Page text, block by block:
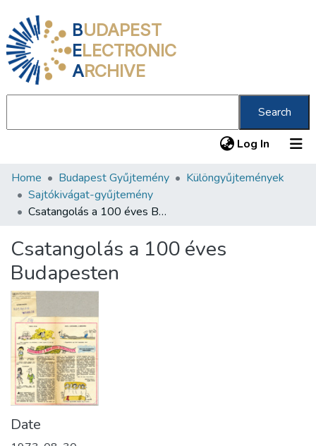
BUDAPEST
ELECTRONIC
ARCHIVE
Search
Log In (current)
Communities & Collections
All of DSpace
About us
Home Budapest Gyűjtemény
Különgyűjtemények
Sajtókivágat-gyűjtemény
Csatangolás a 100 éves Budapesten
Csatangolás a 100 éves
Budapesten
Date